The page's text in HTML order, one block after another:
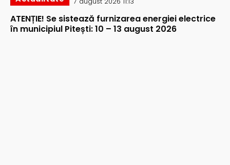
ATENȚIE! Se sistează furnizarea energiei electrice
în municipiul Pitești: 10 – 13 august 2026